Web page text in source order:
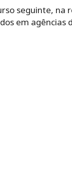
seguinte, na
em agências